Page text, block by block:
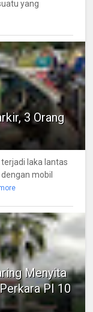
yang
3 Orang
terjadi laka lantas
mobil
Menyita
PI 10